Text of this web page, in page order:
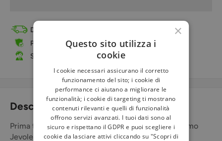
Disponibilità: immediata! (consegna in 24/48 ore)
Pagamenti sicuri tramite carta di credito e PayPal
Supporto telefonico e online
Descrizione
Prima traduzione integrale in versi italiani di Massimo
Jevolella
×
Questo sito utilizza i
cookie
I cookie necessari assicurano il corretto
funzionamento del sito; i cookie di
performance ci aiutano a migliorare le
funzionalità; i cookie di targeting ti mostrano
contenuti rilevanti e quelli di funzionalità
offrono servizi avanzati. I tuoi dati sono al
sicuro e rispettano il GDPR e puoi scegliere i
cookie da lasciare attivi cliccando su "Scopri di